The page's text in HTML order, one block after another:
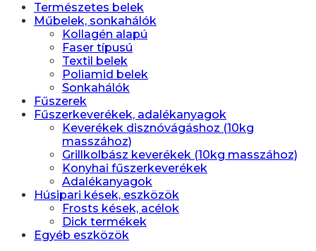
Természetes belek
Műbelek, sonkahálók
Kollagén alapú
Faser típusú
Textil belek
Poliamid belek
Sonkahálók
Fűszerek
Fűszerkeverékek, adalékanyagok
Keverékek disznóvágáshoz (10kg
masszához)
Grillkolbász keverékek (10kg masszához)
Konyhai fűszerkeverékek
Adalékanyagok
Húsipari kések, eszközök
Frosts kések, acélok
Dick termékek
Egyéb eszközök